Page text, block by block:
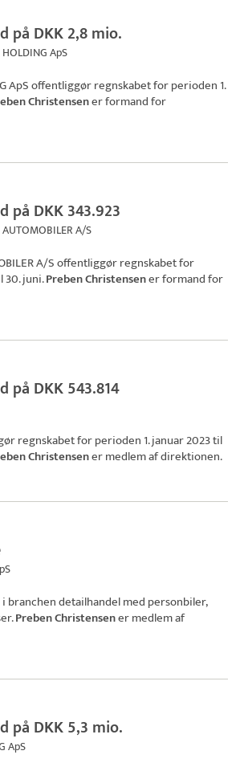
på DKK 2,8 mio.
ApS
ApSoffentliggør regnskabet for perioden 1.
Christensener formand for
på DKK 343.923
A/S
A/Soffentliggør regnskabet for
30. juni.Preben Christensener formand for
på DKK 543.814
regnskabet for perioden 1. januar 2023 til
Christensener medlem af direktionen.
branchen detailhandel med personbiler,
Preben Christensener medlem af
på DKK 5,3 mio.
ApS